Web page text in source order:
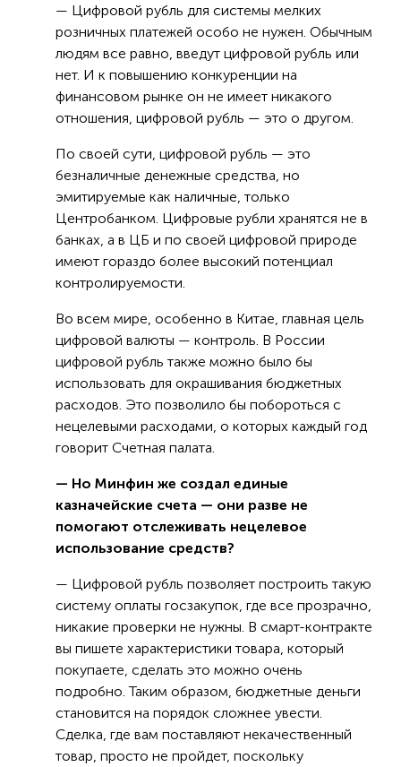
— Цифровой рубль для системы мелких
розничных платежей особо не нужен. Обычным
людям все равно, введут цифровой рубль или
нет. И к повышению конкуренции на
финансовом рынке он не имеет никакого
отношения, цифровой рубль — это о другом.
По своей сути, цифровой рубль — это
безналичные денежные средства, но
эмитируемые как наличные, только
Центробанком. Цифровые рубли хранятся не в
банках, а в ЦБ и по своей цифровой природе
имеют гораздо более высокий потенциал
контролируемости.
Во всем мире, особенно в Китае, главная цель
цифровой валюты — контроль. В России
цифровой рубль также можно было бы
использовать для окрашивания бюджетных
расходов. Это позволило бы побороться с
нецелевыми расходами, о которых каждый год
говорит Счетная палата.
— Но Минфин же создал единые
казначейские счета — они разве не
помогают отслеживать нецелевое
использование средств?
— Цифровой рубль позволяет построить такую
систему оплаты госзакупок, где все прозрачно,
никакие проверки не нужны. В смарт-контракте
вы пишете характеристики товара, который
покупаете, сделать это можно очень
подробно. Таким образом, бюджетные деньги
становится на порядок сложнее увести.
Сделка, где вам поставляют некачественный
товар, просто не пройдет, поскольку